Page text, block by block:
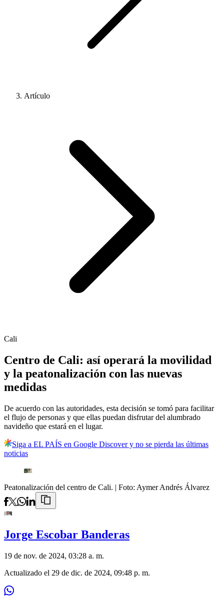
Artículo
Cali
Centro de Cali: así operará la movilidad
y la peatonalización con las nuevas
medidas
De acuerdo con las autoridades, esta decisión se tomó para facilitar
el flujo de personas y que ellas puedan disfrutar del alumbrado
navideño que estará en el lugar.
Siga a EL PAÍS en Google Discover y no se pierda las últimas
noticias
Peatonalización del centro de Cali. | Foto: Aymer Andrés Álvarez
Jorge Escobar Banderas
19 de nov. de 2024, 03:28 a. m.
Actualizado el 29 de dic. de 2024, 09:48 p. m.